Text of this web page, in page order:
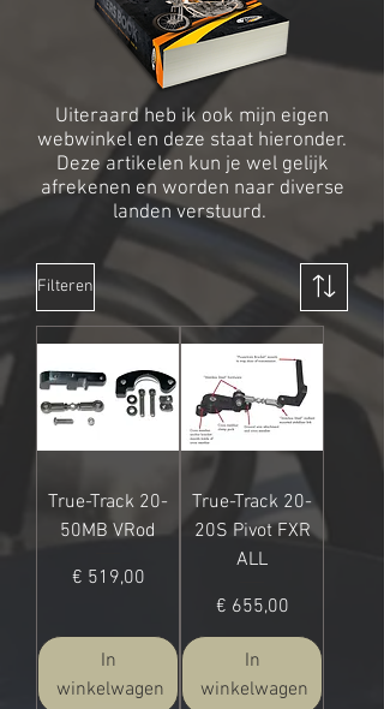
Uiteraard heb ik ook mijn eigen
webwinkel en deze staat hieronder.
Deze artikelen kun je wel gelijk
afrekenen en worden naar diverse
landen verstuurd.
Filteren
True-Track 20-
50MB VRod
Prijs
€ 519,00
In
winkelwagen
True-Track 20-
20S Pivot FXR
ALL
Prijs
€ 655,00
In
winkelwagen